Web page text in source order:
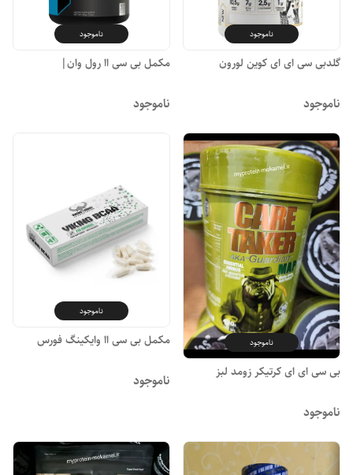
ناموجود
گلدبی سی ای ای کوین لورون
ناموجود
ناموجود
مکمل بی سی اا رول وان|
ناموجود
ناموجود
بی سی ای ای کرتیکر زومد لبز
ناموجود
ناموجود
مکمل بی سی اا وایکینگ فورس
ناموجود